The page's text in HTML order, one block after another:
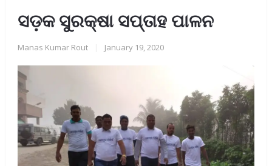
ସଡ଼କ ସୁରକ୍ଷା ସପ୍ତାହ ପାଳନ
Manas Kumar Rout January 19, 2020